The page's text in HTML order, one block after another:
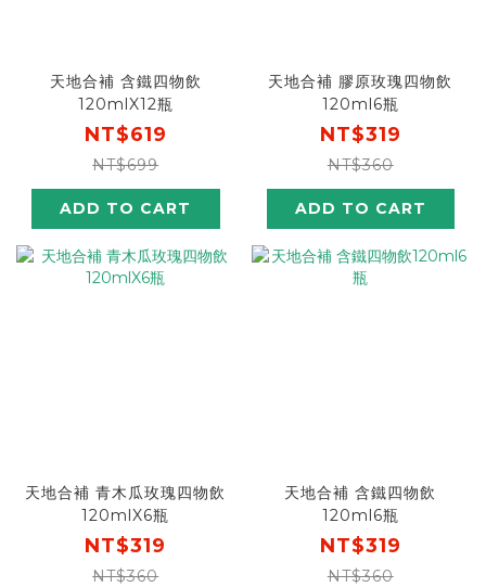
天地合補 含鐵四物飲
120mlX12瓶
NT$619
NT$699
ADD TO CART
天地合補 膠原玫瑰四物飲
120ml6瓶
NT$319
NT$360
ADD TO CART
天地合補 青木瓜玫瑰四物飲
120mlX6瓶
NT$319
NT$360
天地合補 含鐵四物飲
120ml6瓶
NT$319
NT$360